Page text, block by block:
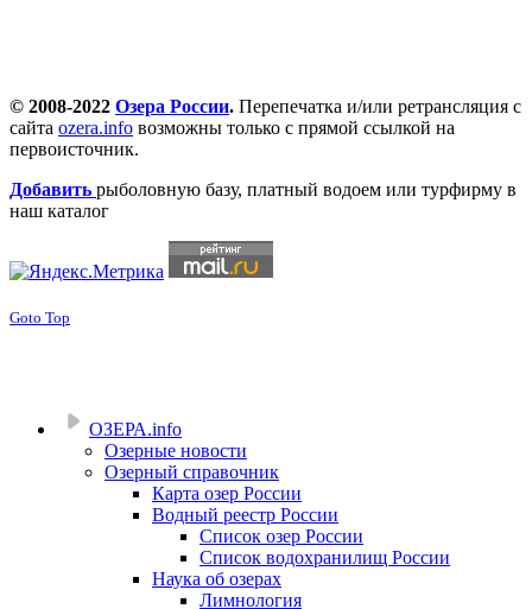
© 2008-2022 Озера России. Перепечатка и/или ретрансляция с
сайта ozera.info возможны только с прямой ссылкой на
первоисточник.
Добавить рыболовную базу, платный водоем или турфирму в
наш каталог
Goto Top
ОЗЕРА.info
Озерные новости
Озерный справочник
Карта озер России
Водный реестр России
Список озер России
Список водохранилищ России
Наука об озерах
Лимнология